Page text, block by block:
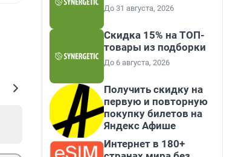
До 31 августа, 2026
Скидка 15% на ТОП-
товары из подборки
До 6 августа, 2026
Получить скидку на
первую и повторную
покупку билетов на
Яндекс Афише
Интернет в 180+